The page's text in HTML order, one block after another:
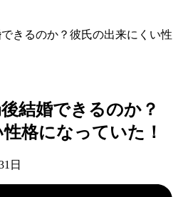
結婚できるのか？
格になっていた！
日